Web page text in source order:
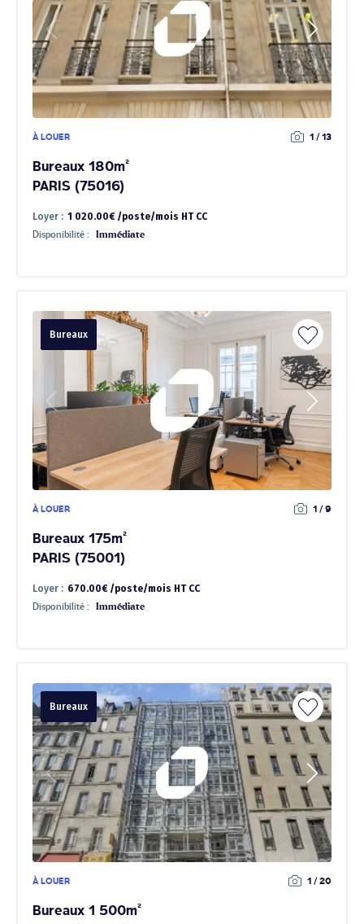
À LOUER 1 / 13
Bureaux 180m²
PARIS (75016)
Loyer : 1 020.00€ /poste/mois HT CC
Disponibilité : Immédiate
Bureaux
À LOUER 1 / 9
Bureaux 175m²
PARIS (75001)
Loyer : 670.00€ /poste/mois HT CC
Disponibilité : Immédiate
Bureaux
À LOUER 1 / 20
Bureaux 1 500m²